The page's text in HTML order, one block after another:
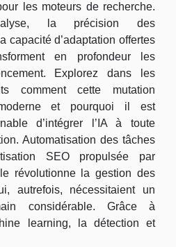
les moteurs de recherche.
la précision des
capacité d’adaptation offertes
en profondeur les
Explorez dans les
comment cette mutation
et pourquoi il est
d’intégrer l’IA à toute
Automatisation des tâches
SEO propulsée par
révolutionne la gestion des
autrefois, nécessitaient un
considérable. Grâce à
learning, la détection et